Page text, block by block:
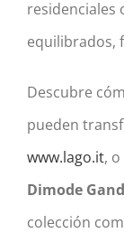
residenciales
equilibrados,
Descubre
pueden
www.lago.it,
Dimode
colección